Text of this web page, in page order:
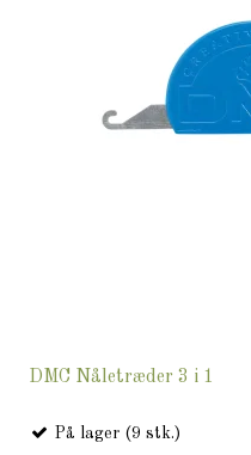
DMC Nåletræder 3 i 1
På lager (9 stk.)